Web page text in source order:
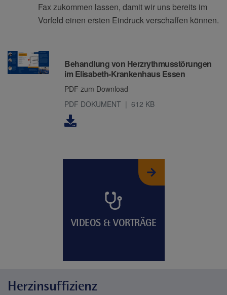
Fax zukommen lassen, damit wir uns bereits im
Vorfeld einen ersten Eindruck verschaffen können.
Downloads
Behandlung von Herzrythmusstörungen
im Elisabeth-Krankenhaus Essen
PDF zum Download
PDF DOKUMENT
612 KB
VIDEOS & VORTRÄGE
Herzinsuffizienz